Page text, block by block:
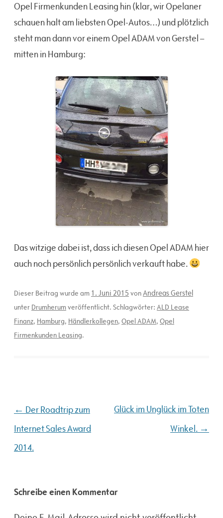
Opel Firmenkunden Leasing hin (klar, wir Opelaner
schauen halt am liebsten Opel-Autos…) und plötzlich
steht man dann vor einem Opel ADAM von Gerstel –
mitten in Hamburg:
Das witzige dabei ist, dass ich diesen Opel ADAM hier
auch noch persönlich persönlich verkauft habe.
Dieser Beitrag wurde am 1. Juni 2015 vonAndreas Gerstel
unter Drumherumveröffentlicht. Schlagwörter: ALD Lease
Finanz, Hamburg, Händlerkollegen, Opel ADAM, Opel
Firmenkunden Leasing.
Beitragsnavigation
← Der Roadtrip zum
Internet Sales Award
2014.
Glück im Unglück im Toten
Winkel. →
Schreibe einen Kommentar